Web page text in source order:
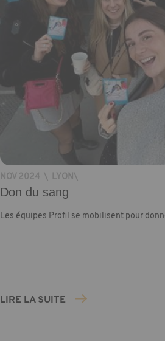
NOV 2024 \ LYON\
Don du sang
Les équipes Profil se mobilisent pour
LIRE LA SUITE